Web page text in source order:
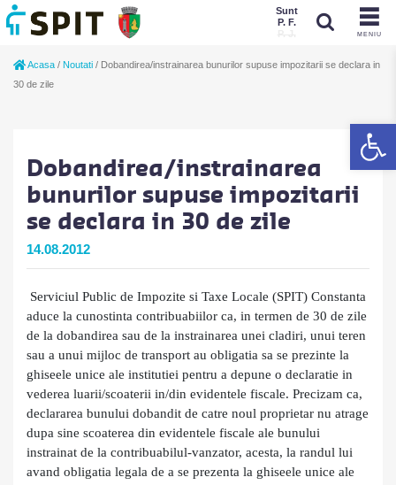
MENIU
Sunt
P. F.
P. J.
Acasa / Noutati / Dobandirea/instrainarea bunurilor supuse impozitarii se declara in
30 de zile
Dobandirea/instrainarea
bunurilor supuse impozitarii
se declara in 30 de zile
14.08.2012
Serviciul Public de Impozite si Taxe Locale (SPIT) Constanta
aduce la cunostinta contribuabiilor ca, in termen de 30 de zile
de la dobandirea sau de la instrainarea unei cladiri, unui teren
sau a unui mijloc de transport au obligatia sa se prezinte la
ghiseele unice ale institutiei pentru a depune o declaratie in
vederea luarii/scoaterii in/din evidentele fiscale. Precizam ca,
declararea bunului dobandit de catre noul proprietar nu atrage
dupa sine scoaterea din evidentele fiscale ale bunului
instrainat de la contribuabilul-vanzator, acesta, la randul lui
avand obligatia legala de a se prezenta la ghiseele unice ale